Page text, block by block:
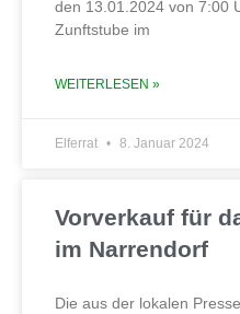
den 13.01.2024 von 7:00
Zunftstube im
WEITERLESEN »
Elferrat 8. Januar 2024
Vorverkauf für
im Narrendorf
Die aus der lokalen